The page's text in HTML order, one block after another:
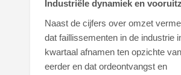
Industriële dynamiek en
Naast de cijfers over omzet
dat faillissementen in de industrie
kwartaal afnamen ten opzichte
eerder en dat ordeontvangst en